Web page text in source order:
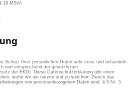
18 MStV:
Schutz Ihrer persönlichen Daten sehr ernst und behandeln
und entsprechend der gesetzlichen
der EKD). Diese Datenschutzerklärung gibt einen
wofür wir sie nutzen und zu welchem Zweck das
von personenbezogenen Daten sind: § 6 Nr. 5